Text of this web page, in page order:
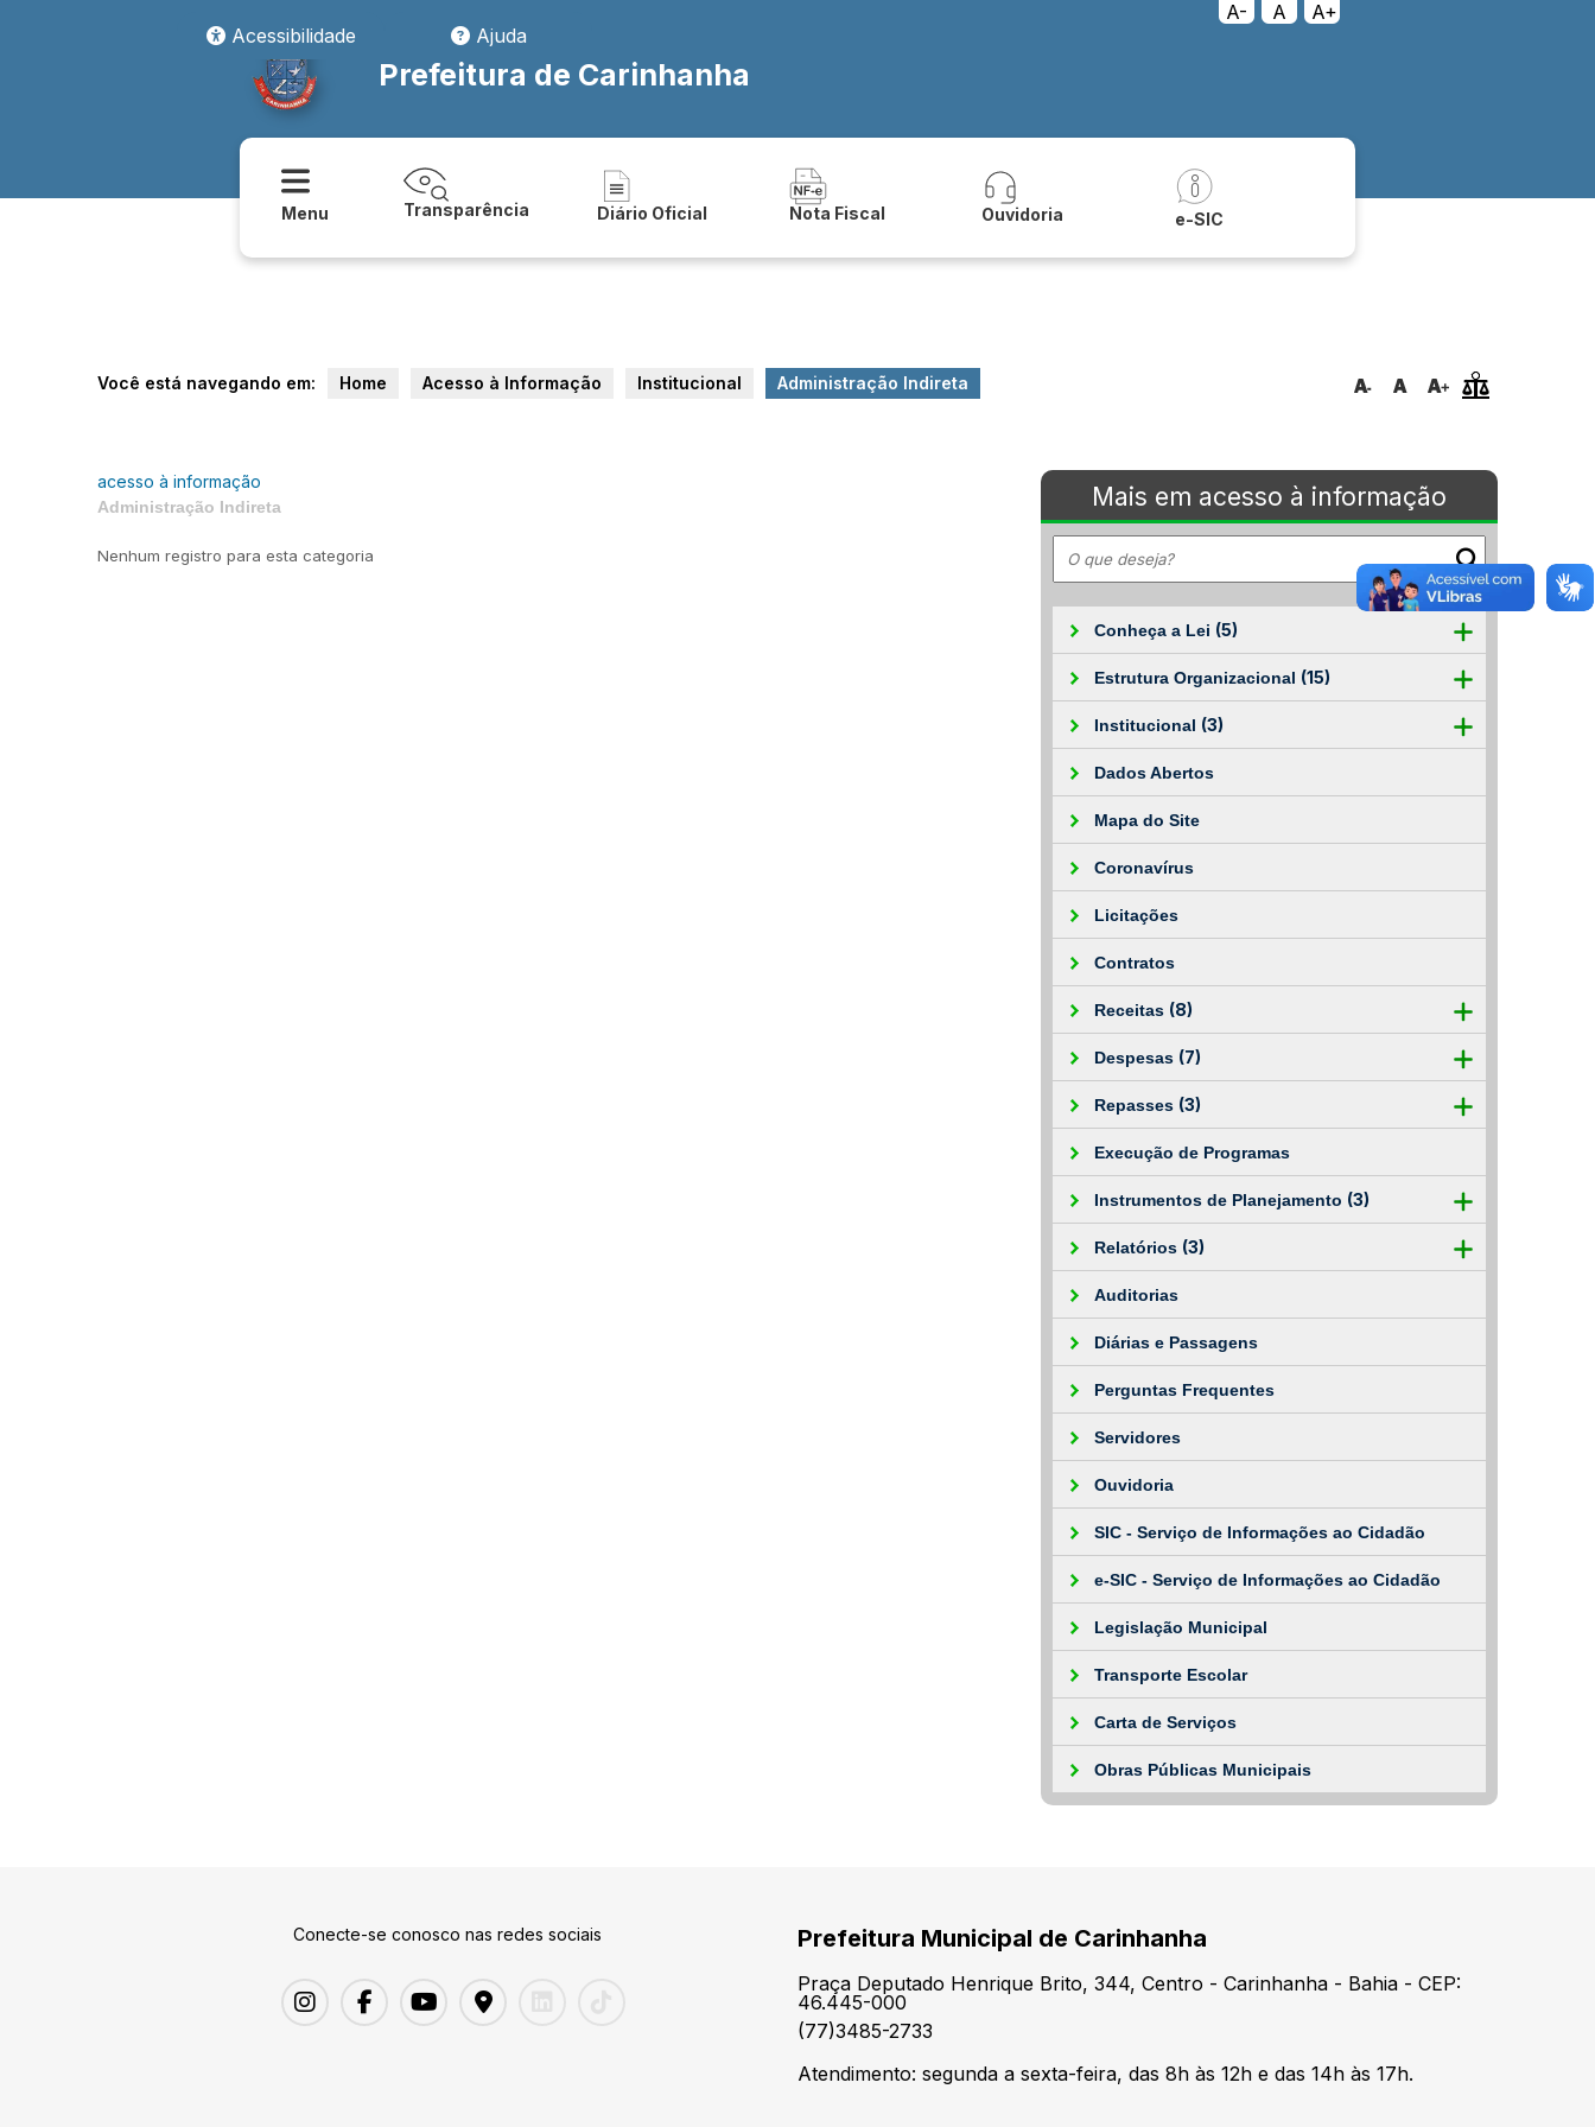
A- A
A+
Acessibilidade
Ajuda
Prefeitura de Carinhanha
Menu Transparência Diário Oficial Nota Fiscal Ouvidoria e-SIC
Você está navegando em: Home Acesso à Informação Institucional Administração Indireta
Mais em acesso à informação
Conheça a Lei (5)
Estrutura Organizacional (15)
Institucional (3)
Dados Abertos
Mapa do Site
Coronavírus
Licitações
Contratos
Receitas (8)
Despesas (7)
Repasses (3)
Execução de Programas
Instrumentos de Planejamento (3)
Relatórios (3)
Auditorias
Diárias e Passagens
Perguntas Frequentes
Servidores
Ouvidoria
SIC - Serviço de Informações ao Cidadão
e-SIC - Serviço de Informações ao Cidadão
Legislação Municipal
Transporte Escolar
Carta de Serviços
Obras Públicas Municipais
acesso à informação
Administração Indireta
Nenhum registro para esta categoria
Conecte-se conosco nas redes sociais Prefeitura Municipal de Carinhanha
Praça Deputado Henrique Brito, 344, Centro - Carinhanha - Bahia - CEP:
46.445-000
(77)3485-2733
Atendimento: segunda a sexta-feira, das 8h às 12h e das 14h às 17h.